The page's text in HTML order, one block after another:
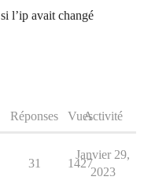
l’ip avait changé
Réponses VuesActivité
31 1427
Janvier 29,
2023